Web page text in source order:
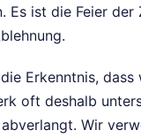
Es ist die Feier der
Erkenntnis, dass
oft deshalb
Wir